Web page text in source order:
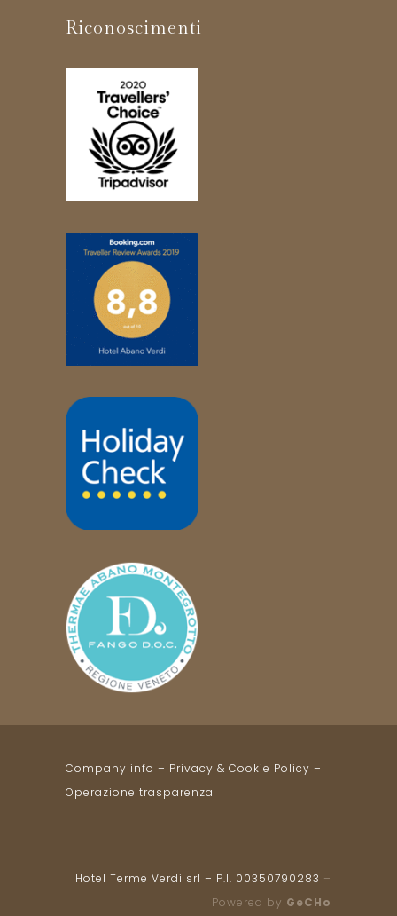
Riconoscimenti
Company info – Privacy & Cookie Policy –
Operazione trasparenza
Hotel Terme Verdi srl – P.I. 00350790283 –
Powered by GeCHo